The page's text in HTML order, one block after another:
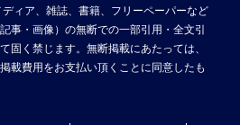
ィア、雑誌、書籍、フリーペーパーなど
事・画像）の無断での一部引用・全文引
固く禁じます。無断掲載にあたっては、
載費用をお支払い頂くことに同意したも